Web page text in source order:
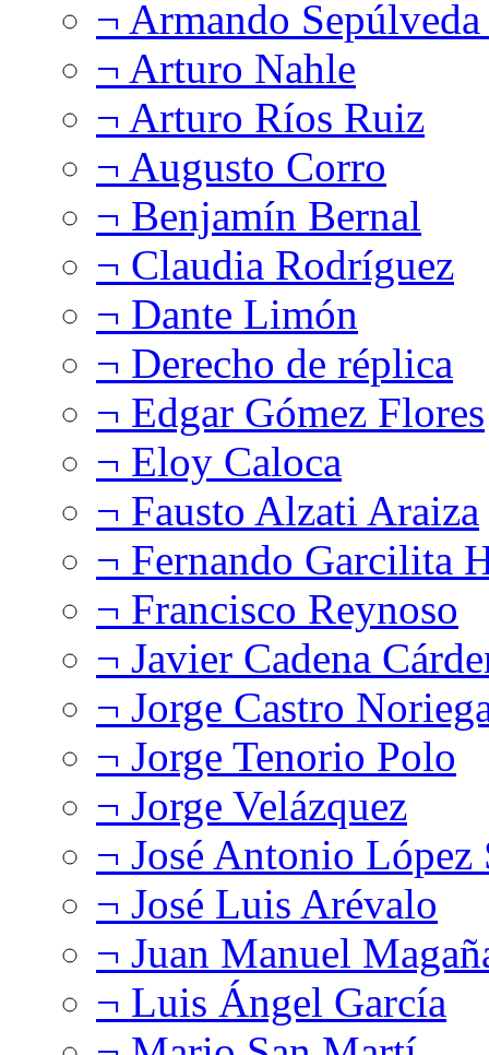
¬ Armando
¬ Arturo Nahle
¬ Arturo Ríos Ruiz
¬ Augusto Corro
¬ Benjamín Bernal
¬ Claudia Rodríguez
¬ Dante Limón
¬ Derecho de réplica
¬ Edgar Gómez Flores
¬ Eloy Caloca
¬ Fausto Alzati Araiza
¬ Fernando Garcilita
¬ Francisco Reynoso
¬ Javier Cadena
¬ Jorge Castro
¬ Jorge Tenorio Polo
¬ Jorge Velázquez
¬ José Antonio López
¬ José Luis Arévalo
¬ Juan Manuel
¬ Luis Ángel García